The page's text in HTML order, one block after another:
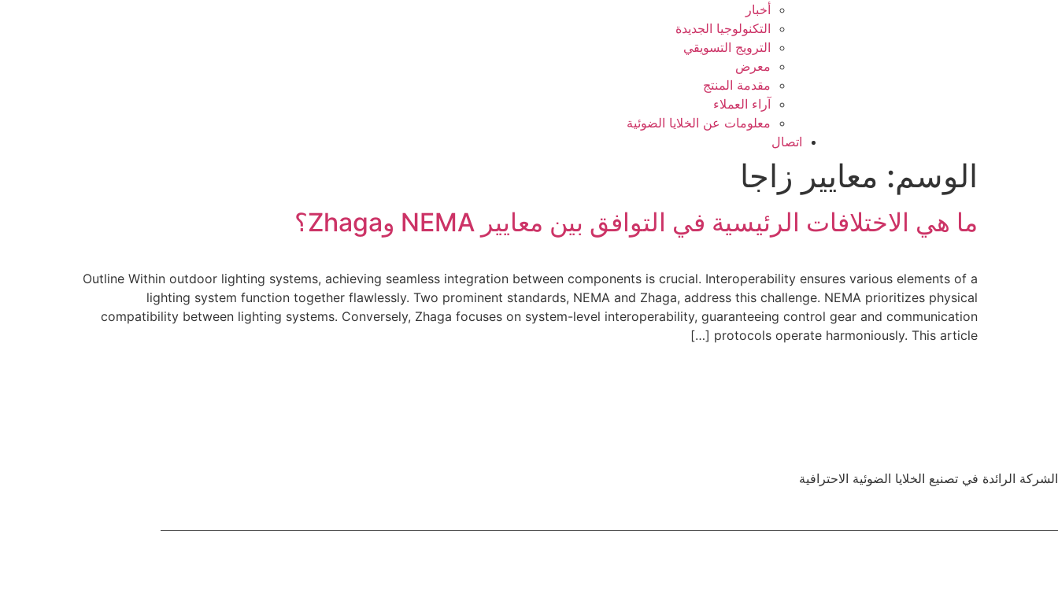
أخبار
التكنولوجيا الجديدة
الترويج التسويقي
معرض
مقدمة المنتج
آراء العملاء
معلومات عن الخلايا الضوئية
اتصال
الوسم: معايير زاجا
ما هي الاختلافات الرئيسية في التوافق بين معايير NEMA وZhaga؟
Outline Within outdoor lighting systems, achieving seamless integration between components is crucial. Interoperability ensures various elements of a
lighting system function together flawlessly. Two prominent standards, NEMA and Zhaga, address this challenge. NEMA prioritizes physical
compatibility between lighting systems. Conversely, Zhaga focuses on system-level interoperability, guaranteeing control gear and communication
protocols operate harmoniously. This article […]
الشركة الرائدة في تصنيع الخلايا الضوئية الاحترافية